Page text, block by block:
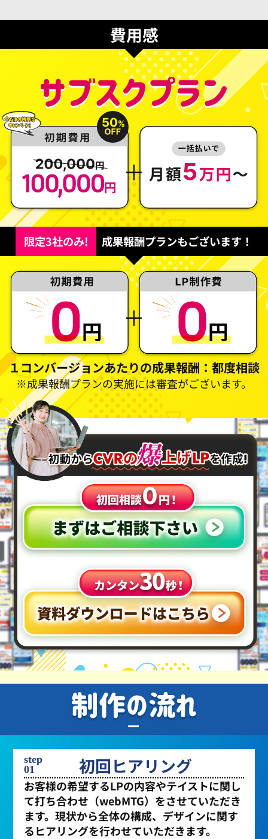
費用感
限定3社のみ! 成果報酬プランもございます！
１コンバージョンあたりの成果報酬：都度相談
※成果報酬プランの実施には審査がございます。
step
01
初回ヒアリング
お客様の希望するLPの内容やテイストに関し
て打ち合わせ（webMTG）をさせていただき
ます。現状から全体の構成、デザインに関す
るヒアリングを行わせていただきます。